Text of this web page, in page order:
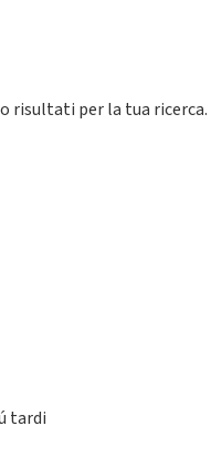
risultati per la tua
tardi